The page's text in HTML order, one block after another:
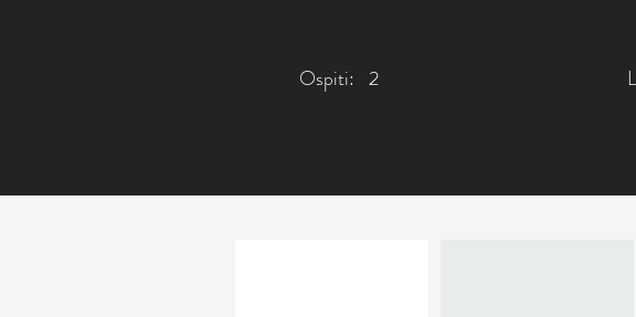
Ospiti: 2